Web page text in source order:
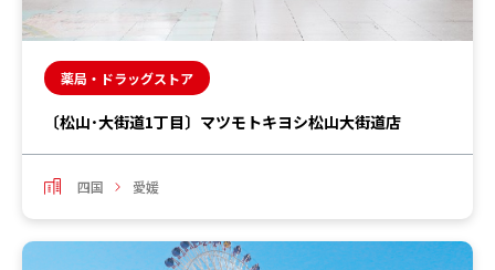
薬局・ドラッグストア
〔松山･大街道1丁目〕マツモトキヨシ松山大街道店
四国 愛媛